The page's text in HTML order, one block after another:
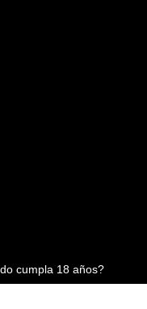
cumpla 18 años?